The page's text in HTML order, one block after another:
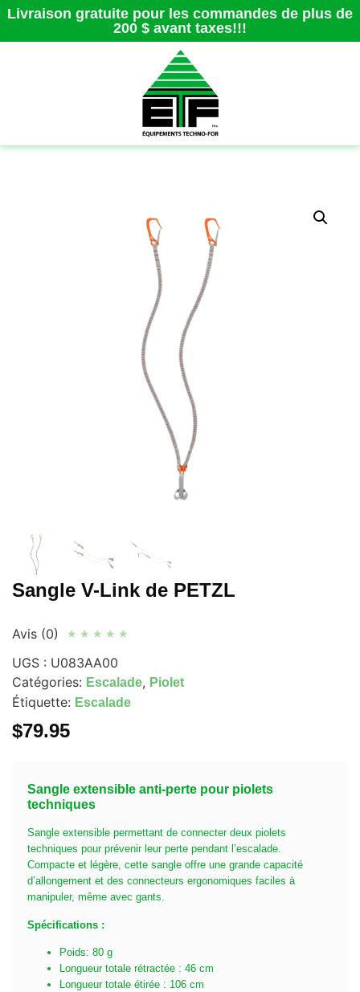
Livraison gratuite pour les commandes de plus de
200 $ avant taxes!!!
Sangle V-Link de PETZL
Avis (0) ★ ★ ★ ★ ★
UGS : U083AA00
Catégories: Escalade, Piolet
Étiquette: Escalade
$79.95
Sangle extensible anti-perte pour piolets
techniques
Sangle extensible permettant de connecter deux piolets
techniques pour prévenir leur perte pendant l’escalade.
Compacte et légère, cette sangle offre une grande capacité
d’allongement et des connecteurs ergonomiques faciles à
manipuler, même avec gants.
Spécifications :
Poids: 80 g
Longueur totale rétractée : 46 cm
Longueur totale étirée : 106 cm